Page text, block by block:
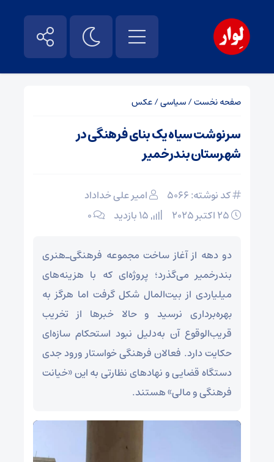
صفحه نخست/سیاسی/عکس
سرنوشت سیاه یک بنای فرهنگی در
شهرستان بندرخمیر
کد نوشته: 5066
امیر علی خداداد
0
دو دهه از آغاز ساخت مجموعه فرهنگی‌ـ‌هنری
بندرخمیر می‌گذرد؛ پروژه‌ای که با هزینه‌های
میلیاردی از بیت‌المال شکل گرفت اما هرگز به
بهره‌برداری نرسید و حالا خبرها از تخریب
قریب‌الوقوع آن به‌دلیل نبود استحکام سازه‌ای
حکایت دارد. فعالان فرهنگی خواستار ورود جدی
دستگاه قضایی و نهادهای نظارتی به این «خیانت
فرهنگی و مالی» هستند.